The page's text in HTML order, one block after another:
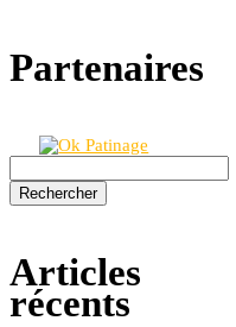
Partenaires
Rechercher :
Articles
récents